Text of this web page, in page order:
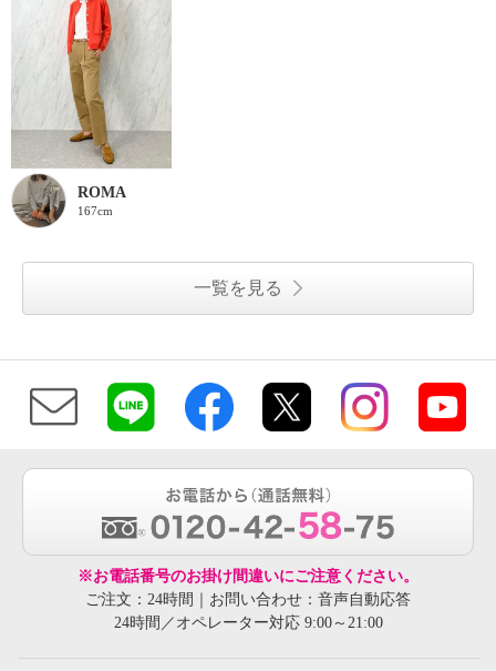
ROMA
167cm
一覧を見る
※お電話番号のお掛け間違いにご注意ください。
ご注文：24時間｜お問い合わせ：音声自動応答
24時間／オペレーター対応 9:00～21:00